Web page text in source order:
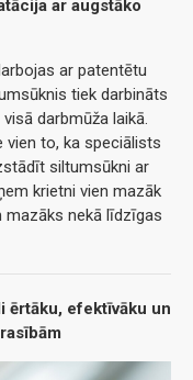
ar augstāko
ar patentētu
tiek darbināts
darbmūža laikā.
vien to, ka speciālists
siltumsūkni ar
krietni vien mazāk
nekā līdzīgas
ērtāku, efektīvāku un